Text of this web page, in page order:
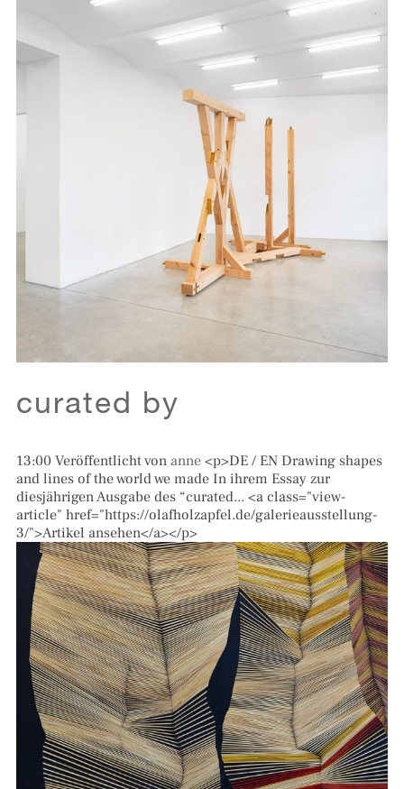
curated by
13:00 Veröffentlicht von anne <p>DE / EN Drawing shapes
and lines of the world we made In ihrem Essay zur
diesjährigen Ausgabe des “curated... <a class="view-
article" href="https://olafholzapfel.de/galerieausstellung-
3/">Artikel ansehen</a></p>